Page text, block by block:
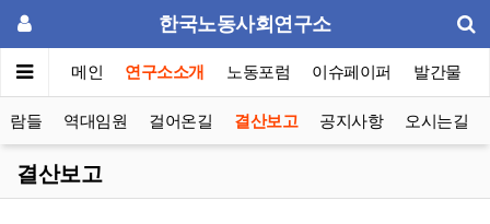
한국노동사회연구소
메인 연구소소개 노동포럼 이슈페이퍼 발간물
람들 역대임원 걸어온길 결산보고 공지사항 오시는길
결산보고